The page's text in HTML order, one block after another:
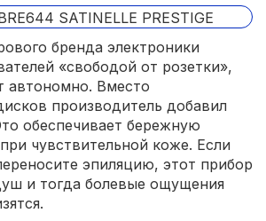
бренда электроники
«свободой от розетки»,
автономно. Вместо
производитель добавил
обеспечивает бережную
чувствительной коже. Если
эпиляцию, этот прибор
и тогда болевые ощущения